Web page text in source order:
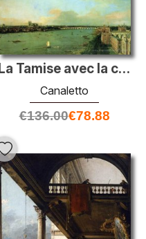
La Tamise avec la cathédrale Saint-Paul
Canaletto
€136.00€78.88